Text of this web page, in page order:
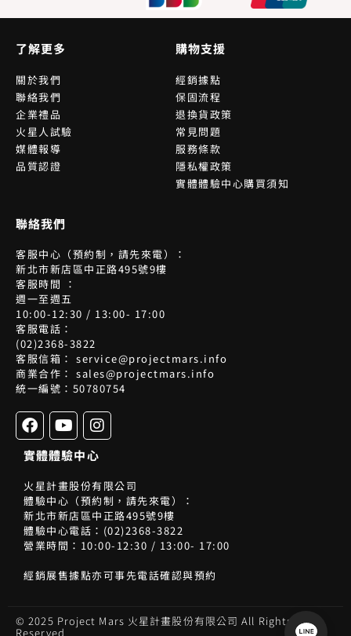
了解更多
關於我們
聯絡我們
企業禮品
火星人試驗
媒體報導
品質認證
購物支援
經銷據點
保固流程
退換貨政策
常見問題
服務條款
隱私權政策
實體體驗中心購買須知
聯絡我們
客服中心（預約制，請先來電）：
新北市新店區中正路495號9樓
客服時間 ：
週一至週五
10:00-12:30 / 13:00- 17:00
客服電話：
(02)2368-3822
客服信箱： service@projectmars.info
商業合作： sales@projectmars.info
統一編號：50780754
F
a
c
e
b
o
o
k
Y
o
u
t
u
b
e
I
n
s
t
a
g
r
a
m
實體體驗中心
火星計畫股份有限公司
體驗中心（預約制，請先來電）：
新北市新店區中正路495號9樓
體驗中心電話：(02)2368-3822
營業時間：10:00-12:30 / 13:00- 17:00
經銷展售據點亦可事先電話確認與預約
© 2025 Project Mars 火星計畫股份有限公司 All Rights
Reserved